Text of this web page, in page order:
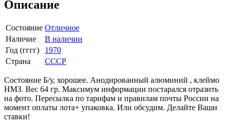
Описание
Состояние Отличное
Наличие
В наличии
Год (гггг)
1970
Страна
СССР
Состояние Б/у, хорошее. Анодированный алюминий , клеймо
НМЗ. Вес 64 гр. Максимум информации постарался отразить
на фото. Пересылка по тарифам и правилам почты России на
момент оплаты лота+ упаковка. Или обсудим. Делайте Ваши
ставки!